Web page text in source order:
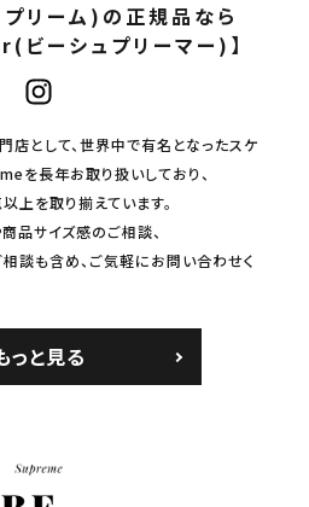
リーム)の正規品なら
ーシュプリーマー)】
として、世界中で有名となったスケ
を長年お取り扱いしており、
上を取り揃えています。
品サイズ感のご相談、
談も含め、ご気軽にお問い合わせく
っと見る